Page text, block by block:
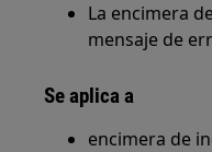
La encimera
mensaje de
Se aplica a
encimera de